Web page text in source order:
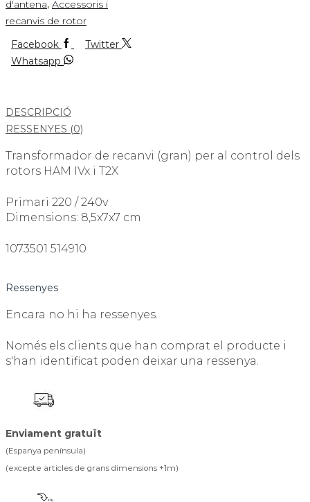
d'antena, Accessoris i
recanvis de rotor
Facebook
Twitter
Whatsapp
DESCRIPCIÓ
RESSENYES (0)
Transformador de recanvi (gran) per al control dels
rotors HAM IVx i T2X
Primari 220 / 240v
Dimensions: 8,5x7x7 cm
1073501 514910
Ressenyes
Encara no hi ha ressenyes.
Només els clients que han comprat el producte i
s'han identificat poden deixar una ressenya.
Enviament gratuït
(Espanya península)
(excepte articles de grans dimensions +1m)